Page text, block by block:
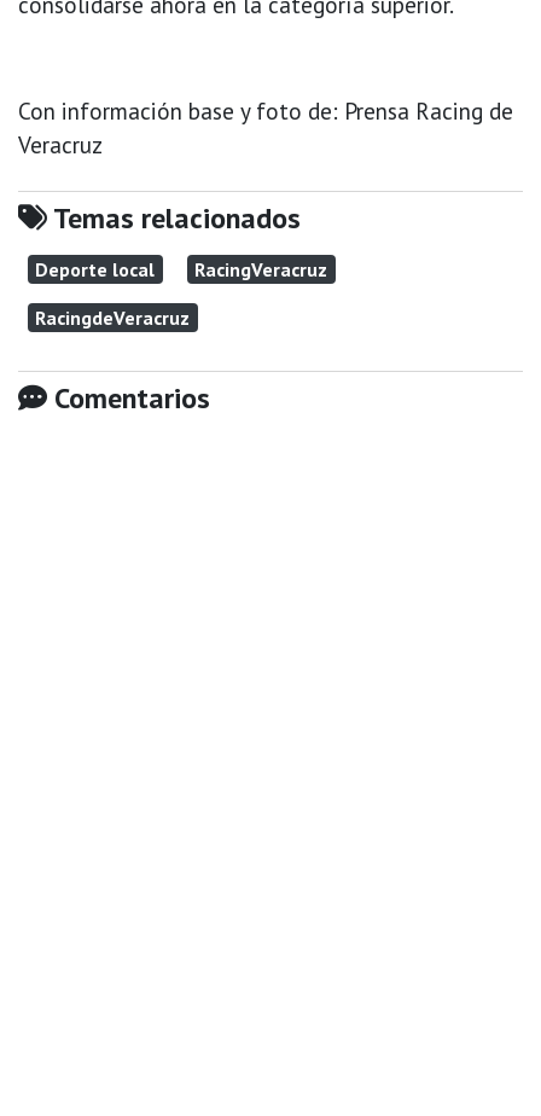
Con información base y foto de: Prensa Racing de
Veracruz
Temas relacionados
Deporte local
RacingVeracruz
RacingdeVeracruz
Comentarios